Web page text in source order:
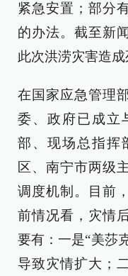
紧急安置；部分
的办法。截至新
此次洪涝灾害造成
在国家应急管理
委、政府已成立
部、现场总指挥
区、南宁市两级
调度机制。目前
前情况看，灾情
要有：一是“美莎
导致灾情扩大；